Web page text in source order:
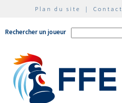
Plan du site | Contact
Rechercher un joueur